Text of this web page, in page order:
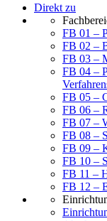
Direkt zu
FB 01 –
FB 02 –
FB 03 –
FB 04 –
FB 05 –
FB 06 –
FB 07 –
FB 08 –
FB 09 –
FB 10 –
FB 11 –
FB 12 –